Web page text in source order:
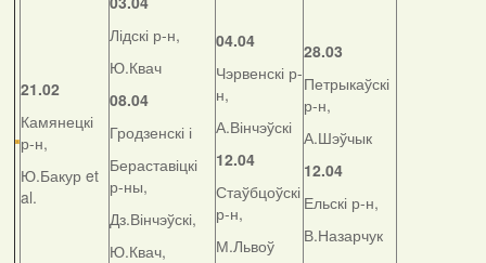
21.02
Камянецкі
р-н,
Ю.Бакур et
al.
Лідскі р-н,
Ю.Квач
08.04
Гродзенскі і
Бераставіцкі
р-ны,
Дз.Вінчэўскі,
Ю.Квач,
04.04
Чэрвенскі р-
н,
А.Вінчэўскі
12.04
Стаўбцоўскі
р-н,
М.Львоў
28.03
Петрыкаўскі
р-н,
А.Шэўчык
12.04
Ельскі р-н,
В.Назарчук